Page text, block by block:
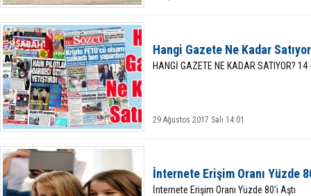
Hangi Gazete Ne Kadar
HANGİ GAZETE NE KADAR SATIYOR?
29 Ağustos 2017 Salı 14:01
İnternete Erişim Oranı Yüzde
İnternete Erişim Oranı Yüzde 80’i Aştı